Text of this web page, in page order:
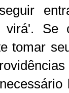
virá'.
tomar